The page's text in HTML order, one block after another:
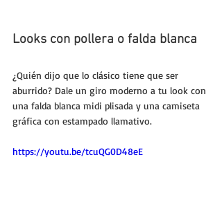
Looks con pollera o falda blanca
¿Quién dijo que lo clásico tiene que ser
aburrido? Dale un giro moderno a tu look con
una falda blanca midi plisada y una camiseta
gráfica con estampado llamativo.
https://youtu.be/tcuQG0D48eE